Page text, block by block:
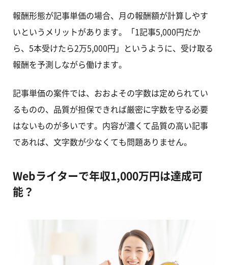
報酬形態が記事単価の場合、月の報酬額が計算しやす
いというメリットがあります。「1記事5,000円だか
ら、5本受けたら2万5,000円」というように、受け取る
報酬を予測しながら働けます。
記事単価の案件では、おおよその字数は定められてい
るものの、品質が担保できれば厳密に字数を守る必要
はないものが多いです。内容が濃くて品質の高い記事
であれば、文字数が少なくても問題ありません。
Webライターで年収1,000万円は達成可
能？